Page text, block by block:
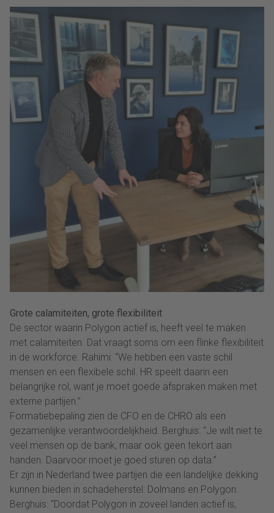
Grote calamiteiten, grote flexibiliteit
De sector waarin Polygon actief is, heeft veel te maken
met calamiteiten. Dat vraagt soms om een flinke flexibiliteit
in de workforce. Rahimi: “We hebben een vaste schil
mensen en een flexibele schil. HR speelt daarin een
belangrijke rol, want je moet goede afspraken maken met
externe partijen.”
Formatiebepaling zien de CFO en de CHRO als een
gezamenlijke verantwoordelijkheid. Berghuis: “Je wilt niet te
veel mensen op de bank, maar ook geen tekort aan
handen. Daarvoor moet je goed sturen op data.”
Er zijn in Nederland twee partijen die een landelijke dekking
kunnen bieden in schadeherstel: Dolmans en Polygon.
Berghuis: “Doordat Polygon in zoveel landen actief is,